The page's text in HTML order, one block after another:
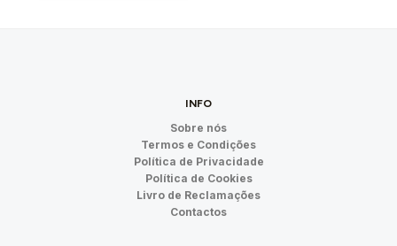
INFO
Sobre nós
Termos e Condições
Política de Privacidade
Política de Cookies
Livro de Reclamações
Contactos